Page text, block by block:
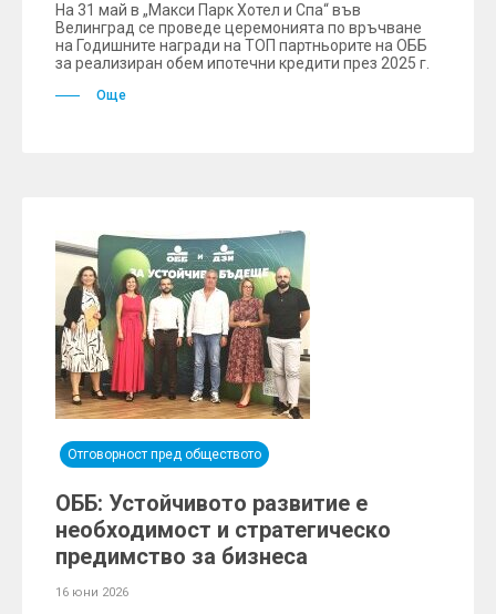
На 31 май в „Макси Парк Хотел и Спа“ във
Велинград се проведе церемонията по връчване
на Годишните награди на ТОП партньорите на ОББ
за реализиран обем ипотечни кредити през 2025 г.
Още
Отговорност пред обществото
ОББ: Устойчивото развитие е
необходимост и стратегическо
предимство за бизнеса
16 юни 2026